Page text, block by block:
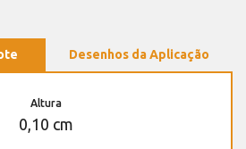
Desenhos da Aplicação
Altura
0,10 cm